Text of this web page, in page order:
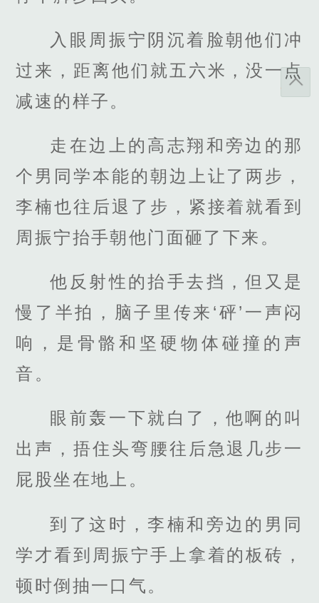
入眼周振宁阴沉着脸朝他们冲
过来，距离他们就五六米，没一点
减速的样子。
走在边上的高志翔和旁边的那
个男同学本能的朝边上让了两步，
李楠也往后退了步，紧接着就看到
周振宁抬手朝他门面砸了下来。
他反射性的抬手去挡，但又是
慢了半拍，脑子里传来‘砰’一声闷
响，是骨骼和坚硬物体碰撞的声
音。
眼前轰一下就白了，他啊的叫
出声，捂住头弯腰往后急退几步一
屁股坐在地上。
到了这时，李楠和旁边的男同
学才看到周振宁手上拿着的板砖，
顿时倒抽一口气。